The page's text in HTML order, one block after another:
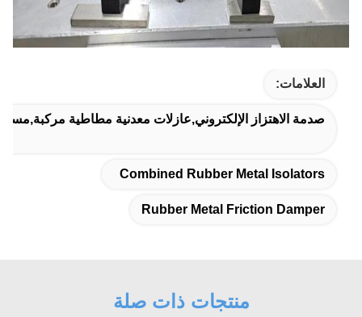
العلامات:
صدمة الاهتزاز الإلكتروني,عازلات معدنية مطاطية
Combined Rubber Metal Isolators
Rubber Metal Friction Damper
منتجات ذات صلة